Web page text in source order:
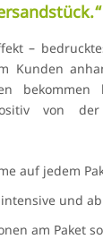
–
Kunden
bekommen
von der
auf jedem
und
am Paket